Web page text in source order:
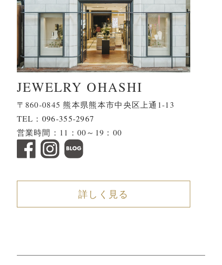
JEWELRY OHASHI
〒860-0845 熊本県熊本市中央区上通1-13
TEL： 096-355-2967
営業時間：11：00～19：00
詳しく見る